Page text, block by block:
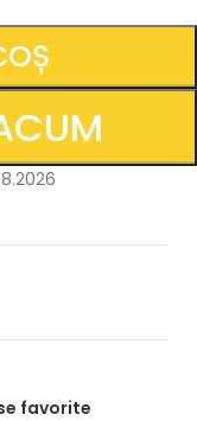
favorite